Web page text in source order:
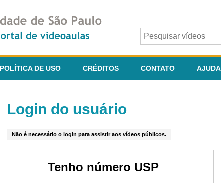
POLÍTICA DE USO CRÉDITOS CONTATO AJUDA
Login do usuário
Não é necessário o login para assistir aos vídeos públicos.
Tenho número USP